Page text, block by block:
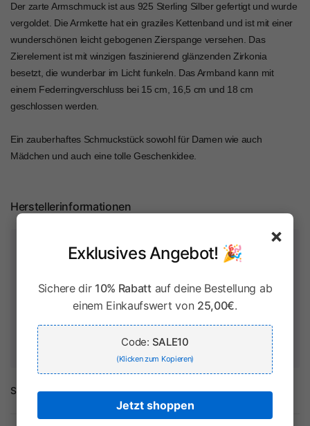
Der zarte Armschmuck ist aus 925 Sterling Silber gefertigt und wurde
vergoldet. Die Armkette hat ein graziles Kettenband und ist mit einer
wunderschönen leicht gebogenen Zierspange versehen. Das
Zierelement ist mit winzigen faszinierend glänzenden Zirkonia
besetzt, die wunderbar im Licht funkeln. Das Armband kann mit
einem Federringverschluss bei 15 cm, 16,5 cm und 18 cm
geschlossen werden.
Ein zauberhaftes Schmuckstück sowohl für Damen wie auch
Mädchen und auch eine tolle Geschenkidee.
Herstellerinformationen
Zahlung & Sicherheit
speichern keine Kreditkartendaten und haben keinen Zugriff
auf Ihre Kreditkarteninformationen.
Share:
×
Exklusives Angebot! 🎉
Sichere dir 10% Rabattauf deine Bestellung ab
einem Einkaufswert von 25,00€.
Code: SALE10
(Klicken zum Kopieren)
Jetzt shoppen